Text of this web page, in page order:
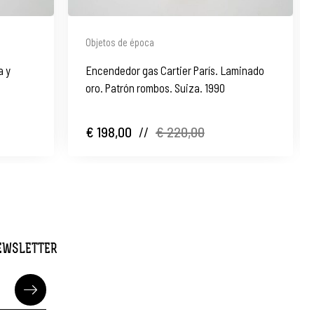
y
Objetos de época
Encendedor gas Cartier París. Laminado
oro. Patrón rombos. Suiza. 1990
€ 198,00 // € 220,00